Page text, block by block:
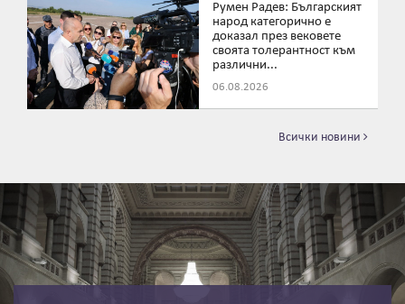
Румен Радев: Българският
народ категорично е
доказал през вековете
своята толерантност към
различни...
06.08.2026
Всички новини